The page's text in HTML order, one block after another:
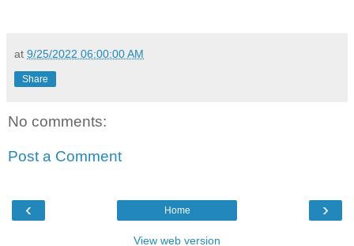
at 9/25/2022 06:00:00 AM
Share
No comments:
Post a Comment
‹ ›
Home
View web version